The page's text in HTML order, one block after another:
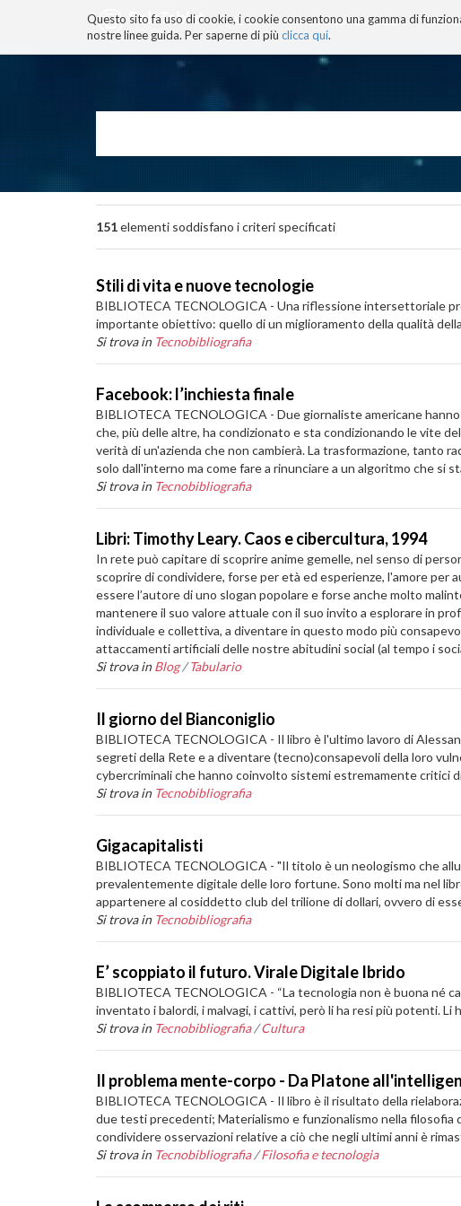
Questo sito fa uso di cookie, i cookie consentono una gamma di
nostre linee guida. Per saperne di più clicca qui.
BLOG TECNOCONSAPEVOLEZZA
navigazione
151elementi soddisfano i criteri specificati
Stili di vita e nuove tecnologie
BIBLIOTECA TECNOLOGICA - Una riflessione intersettoriale
importante obiettivo: quello di un miglioramento della qualità
Si trova in Tecnobibliografia
Facebook: l’inchiesta finale
BIBLIOTECA TECNOLOGICA - Due giornaliste americane
che, più delle altre, ha condizionato e sta condizionando le vite
verità di un'azienda che non cambierà. La trasformazione, tanto
solo dall'interno ma come fare a rinunciare a un algoritmo che
Si trova in Tecnobibliografia
Libri: Timothy Leary. Caos e cibercultura, 1994
In rete può capitare di scoprire anime gemelle, nel senso di
scoprire di condividere, forse per età ed esperienze, l'amore per
essere l’autore di uno slogan popolare e forse anche molto
mantenere il suo valore attuale con il suo invito a esplorare in
individuale e collettiva, a diventare in questo modo più
attaccamenti artificiali delle nostre abitudini social (al tempo i
Si trova in Blog /Tabulario
Il giorno del Bianconiglio
BIBLIOTECA TECNOLOGICA - Il libro è l'ultimo lavoro di
segreti della Rete e a diventare (tecno)consapevoli della loro
cybercriminali che hanno coinvolto sistemi estremamente critici
Si trova in Tecnobibliografia
Gigacapitalisti
BIBLIOTECA TECNOLOGICA - "Il titolo è un neologismo che
prevalentemente digitale delle loro fortune. Sono molti ma nel
appartenere al cosiddetto club del trilione di dollari, ovvero di
Si trova in Tecnobibliografia
E’ scoppiato il futuro. Virale Digitale Ibrido
BIBLIOTECA TECNOLOGICA - “La tecnologia non è buona né
inventato i balordi, i malvagi, i cattivi, però li ha resi più potenti. Li
Si trova in Tecnobibliografia /Cultura
Il problema mente-corpo - Da Platone
BIBLIOTECA TECNOLOGICA - Il libro è il risultato della
due testi precedenti; Materialismo e funzionalismo nella
condividere osservazioni relative a ciò che negli ultimi anni è
Si trova in Tecnobibliografia /Filosofia e tecnologia